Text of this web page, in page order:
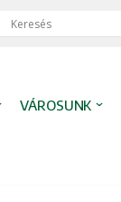
VÁROSUNK